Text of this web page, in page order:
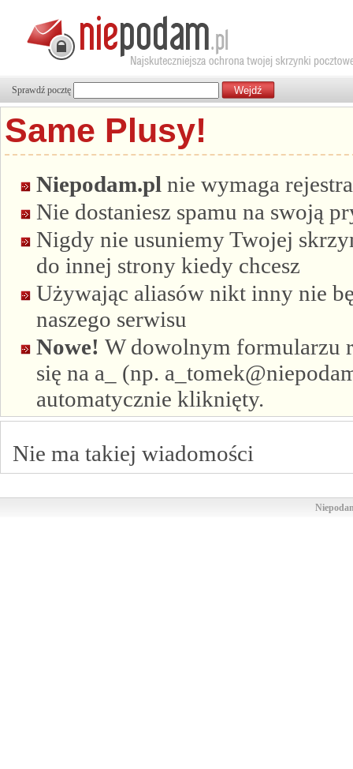
Sprawdź pocztę
Same Plusy!
Niepodam.pl nie wymaga
Nie dostaniesz spamu na swoją
Nigdy nie usuniemy Twojej
do innej strony kiedy chcesz
Używając aliasów nikt inny nie
naszego serwisu
Nowe! W dowolnym formularzu
się na a_ (np.
automatycznie kliknięty.
Nie ma takiej wiadomości